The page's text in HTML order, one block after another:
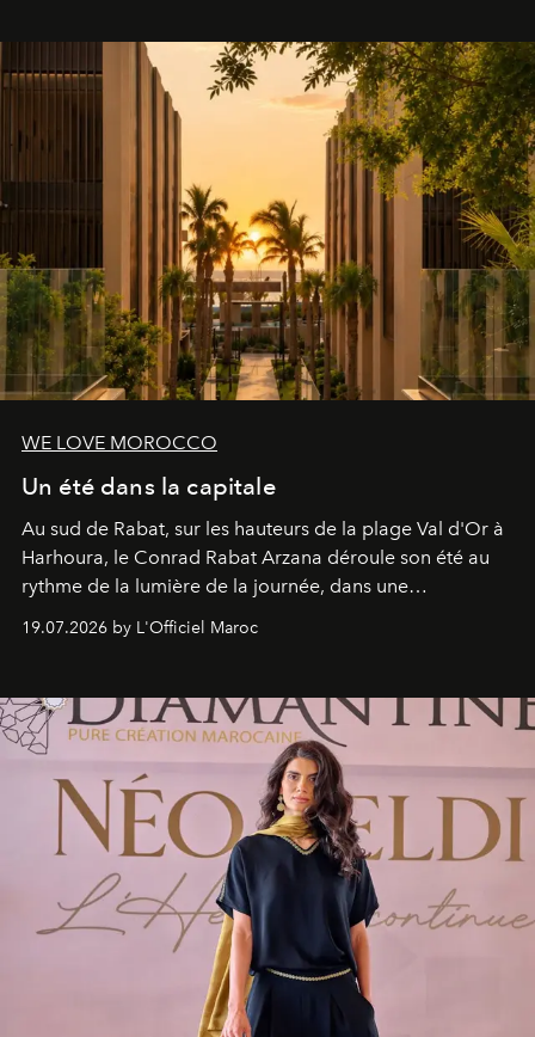
WE LOVE MOROCCO
Un été dans la capitale
Au sud de Rabat, sur les hauteurs de la plage Val d'Or à
Harhoura, le Conrad Rabat Arzana déroule son été au
rythme de la lumière de la journée, dans une
programmation pensée comme une succession de
rendez-vous avec l’océan.
19.07.2026 by L'Officiel Maroc